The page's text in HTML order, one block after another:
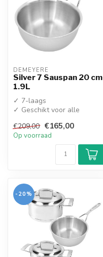
DEMEYERE
Silver 7 Sauspan 20 cm
1.9L
✓ 7-laags
✓ Geschikt voor alle
€209,00 €165,00
Op voorraad
-20%